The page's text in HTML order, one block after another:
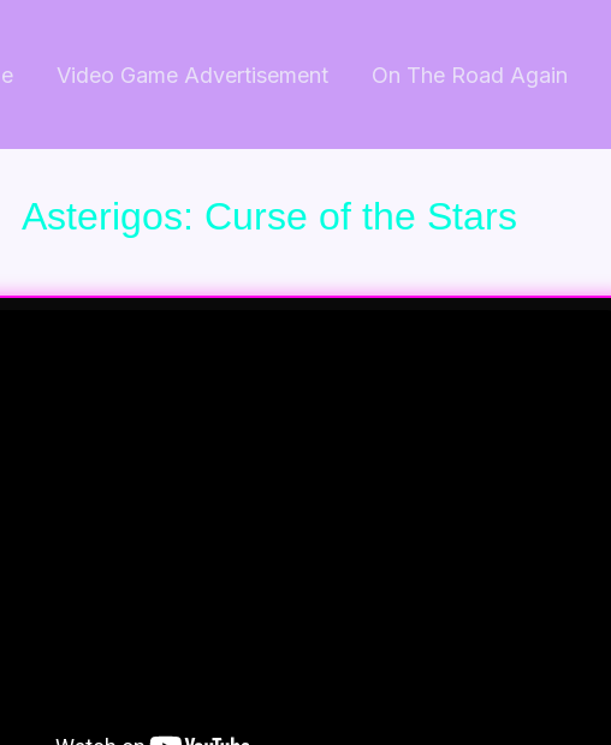
Video Game Advertisement On The Road Again
Asterigos: Curse of the Stars